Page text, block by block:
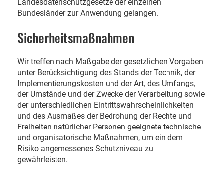
Landesdatenschutzgesetze der einzelnen
Bundesländer zur Anwendung gelangen.
Sicherheitsmaßnahmen
Wir treffen nach Maßgabe der gesetzlichen Vorgaben
unter Berücksichtigung des Stands der Technik, der
Implementierungskosten und der Art, des Umfangs,
der Umstände und der Zwecke der Verarbeitung sowie
der unterschiedlichen Eintrittswahrscheinlichkeiten
und des Ausmaßes der Bedrohung der Rechte und
Freiheiten natürlicher Personen geeignete technische
und organisatorische Maßnahmen, um ein dem
Risiko angemessenes Schutzniveau zu
gewährleisten.